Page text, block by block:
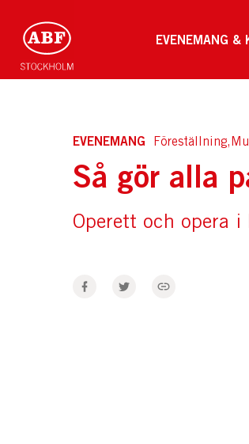
EVENEMANG &
EVENEMANG
Så gör alla
Operett och opera